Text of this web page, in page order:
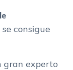
consigue
gran experto